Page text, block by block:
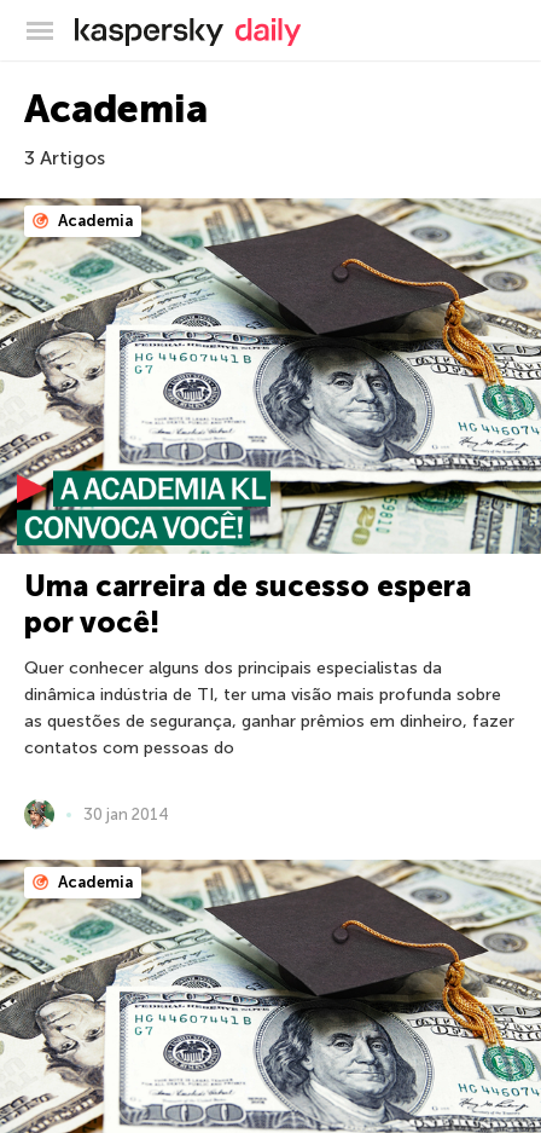
Blog oficial da Kaspersky
Academia
3 Artigos
Academia
Uma carreira de sucesso espera
por você!
Quer conhecer alguns dos principais especialistas da
dinâmica indústria de TI, ter uma visão mais profunda sobre
as questões de segurança, ganhar prêmios em dinheiro, fazer
contatos com pessoas do
30 jan 2014
Academia